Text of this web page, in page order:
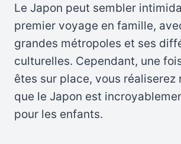
Le Japon peut sembler
premier voyage en famille,
grandes métropoles et ses
culturelles. Cependant, une
êtes sur place, vous réaliserez
que le Japon est
pour les enfants.